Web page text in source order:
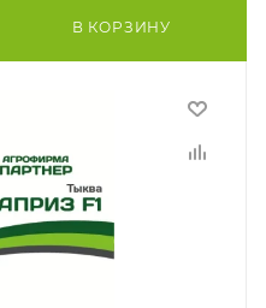
В КОРЗИНУ